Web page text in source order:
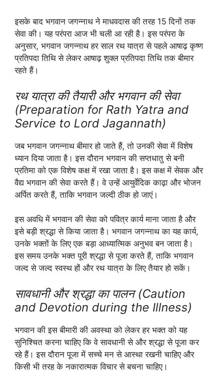
इसके बाद भगवान जगन्नाथ ने माधवदास की तरह 15 दिनों तक
सेवा की। यह परंपरा आज भी चली आ रही है। इस परंपरा के
अनुसार, भगवान जगन्नाथ हर साल रथ यात्रा से पहले आषाढ़ कृष्ण
प्रतिपदा तिथि से लेकर आषाढ़ शुक्ल प्रतिपदा तिथि तक बीमार
रहते हैं।
रथ यात्रा की तैयारी और भगवान की सेवा
(Preparation for Rath Yatra and
Service to Lord Jagannath)
जब भगवान जगन्नाथ बीमार हो जाते हैं, तो उनकी सेवा में विशेष
ध्यान दिया जाता है। इस दौरान भगवान की सप्तधातु से बनी
प्रतिमा को एक विशेष कक्ष में रखा जाता है। इस कक्ष में सेवक और
वैद्य भगवान की सेवा करते हैं। वे उन्हें आयुर्वेदिक काढ़ा और भोजन
अर्पित करते हैं, ताकि भगवान जल्दी ठीक हो जाएं।
इस अवधि में भगवान की सेवा को पवित्र कार्य माना जाता है और
इसे बड़ी श्रद्धा से किया जाता है। भगवान जगन्नाथ का यह कार्य,
उनके भक्तों के लिए एक बड़ा आध्यात्मिक अनुभव बन जाता है।
इस समय उनके भक्त पूरी श्रद्धा से पूजा करते हैं, ताकि भगवान
जल्द से जल्द स्वस्थ हों और रथ यात्रा के लिए तैयार हो सकें।
सावधानी और श्रद्धा का पालन (Caution
and Devotion during the Illness)
भगवान की इस बीमारी की अवस्था को लेकर हर भक्त को यह
सुनिश्चित करना चाहिए कि वे सावधानी से और श्रद्धा से पूजा कर
रहे हैं। इस दौरान पूजा में सच्चे मन से आस्था रखनी चाहिए और
किसी भी तरह के नकारात्मक विचार से बचना चाहिए।